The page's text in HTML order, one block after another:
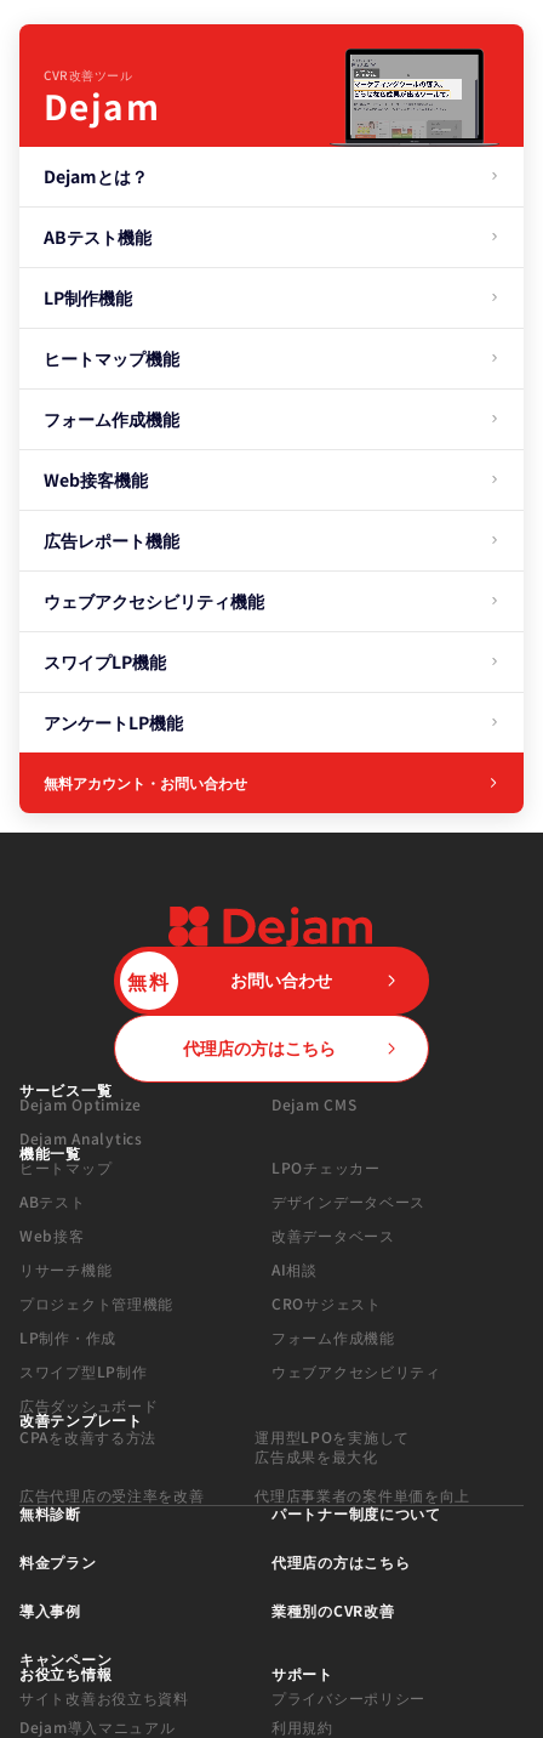
CVR改善ツール
Dejam
Dejamとは？
ABテスト機能
LP制作機能
ヒートマップ機能
フォーム作成機能
Web接客機能
広告レポート機能
ウェブアクセシビリティ機能
スワイプLP機能
アンケートLP機能
無料アカウント・お問い合わせ
無料 お問い合わせ
代理店の方はこちら
サービス一覧
Dejam Optimize
Dejam CMS
Dejam Analytics
機能一覧
ヒートマップ
LPOチェッカー
ABテスト
デザインデータベース
Web接客
改善データベース
リサーチ機能
AI相談
プロジェクト管理機能
CROサジェスト
LP制作・作成
フォーム作成機能
スワイプ型LP制作
ウェブアクセシビリティ
広告ダッシュボード
改善テンプレート
CPAを改善する方法
運用型LPOを実施して
広告成果を最大化
広告代理店の受注率を改善
代理店事業者の案件単価を向上
無料診断
パートナー制度について
料金プラン 代理店の方はこちら
導入事例 業種別のCVR改善
キャンペーン
お役立ち情報
サイト改善お役立ち資料
Dejam導入マニュアル
サポート
プライバシーポリシー
利用規約